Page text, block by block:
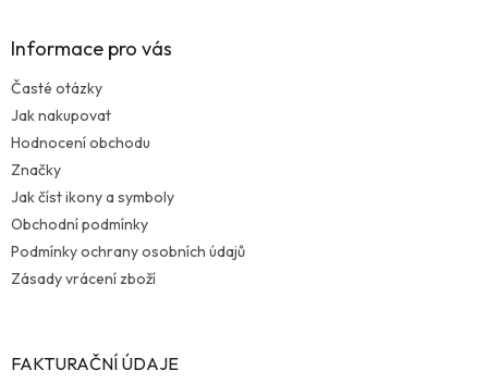
Informace pro vás
Časté otázky
Jak nakupovat
Hodnocení obchodu
Značky
Jak číst ikony a symboly
Obchodní podmínky
Podmínky ochrany osobních údajů
Zásady vrácení zboží
FAKTURAČNÍ ÚDAJE